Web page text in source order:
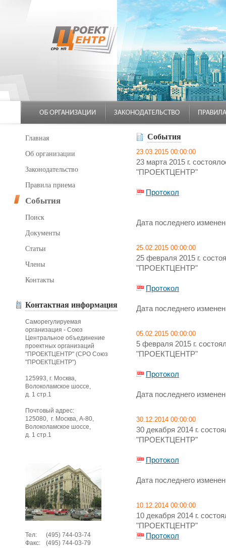
Главная
Об организации
Законодательство
Правила приема
События
Поиск
Документы
Статьи
Члены
Контакты
Контактная информация
Саморегулируемая
организация - Союз
Центральное объединение
проектных организаций
"ПРОЕКТЦЕНТР" (СРО Союз
"ПРОЕКТЦЕНТР")
125993, г. Москва,
Волоколамское шоссе,
д. 1 стр.1
Почтовый адрес:
125080, г. Москва, А-80,
Волоколамское шоссе,
д. 1 стр.1
Тел: (495) 744-03-74
Факс:
(495) 744-03-79
События
23.03.2015 00:00:00
23 марта 2015 г.
"ПРОЕКТЦЕНТР"
Протокол
Дата последнего
25.02.2015 00:00:00
25 февраля 2015 г.
"ПРОЕКТЦЕНТР"
Протокол
Дата последнего
05.02.2015 00:00:00
5 февраля 2015 г.
"ПРОЕКТЦЕНТР"
Протокол
Дата последнего
30.12.2014 00:00:00
30 декабря 2014 г.
"ПРОЕКТЦЕНТР"
Протокол
Дата последнего
10.12.2014 00:00:00
10 декабря 2014 г.
"ПРОЕКТЦЕНТР"
Протокол